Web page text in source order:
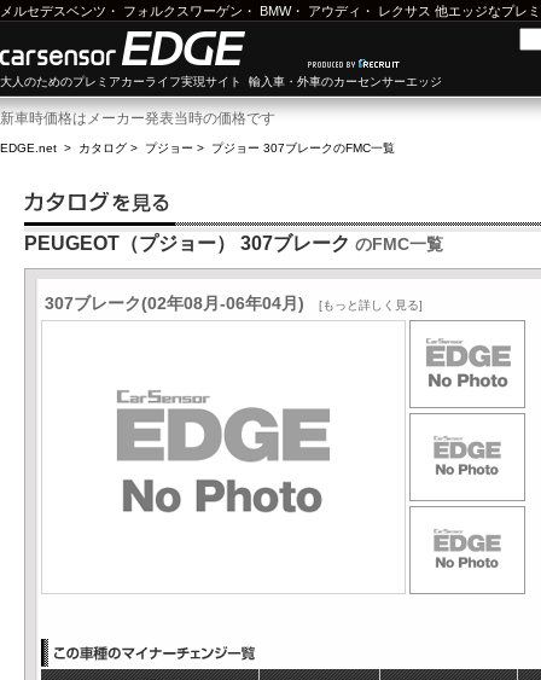
メルセデスベンツ ・ フォルクスワーゲン ・ BMW・ アウディ ・ レクサス 他エッジなプレ
大人のためのプレミアカーライフ実現サイト 輸入車・外車のカーセンサーエッジ
新車時価格はメーカー発表当時の価格です
EDGE.net > カタログ > プジョー > プジョー 307ブレークのFMC一覧
PEUGEOT（プジョー） 307ブレーク のFMC一覧
307ブレーク(02年08月-06年04月) [もっと詳しく見る]